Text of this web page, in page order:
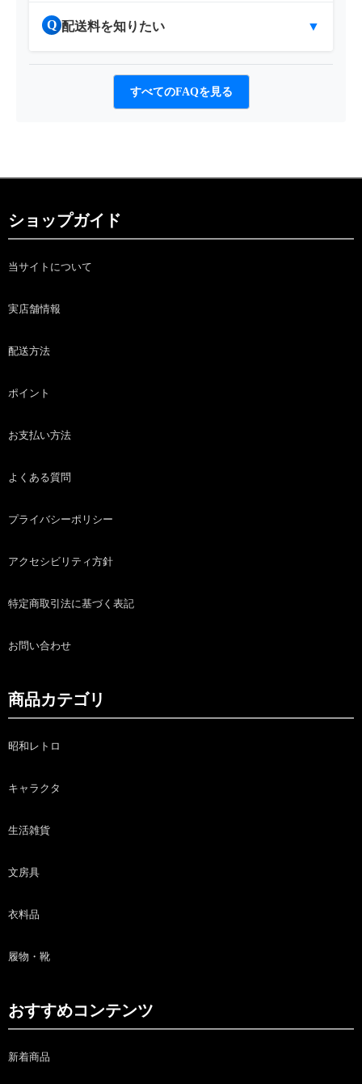
Q 配送料を知りたい ▼
すべてのFAQを見る
ショップガイド
当サイトについて
実店舗情報
配送方法
ポイント
お支払い方法
よくある質問
プライバシーポリシー
アクセシビリティ方針
特定商取引法に基づく表記
お問い合わせ
商品カテゴリ
昭和レトロ
キャラクタ
生活雑貨
文房具
衣料品
履物・靴
おすすめコンテンツ
新着商品